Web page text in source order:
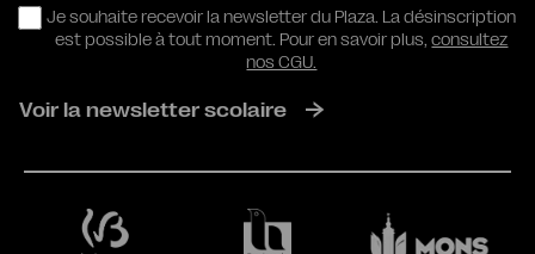
RGPD
Je souhaite recevoir la newsletter du Plaza. La désinscription
est possible à tout moment. Pour en savoir plus,consultez
nos CGU.
Voir la newsletter scolaire